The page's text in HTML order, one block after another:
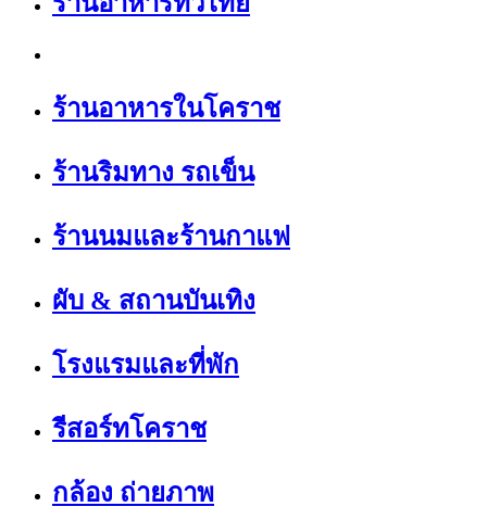
ร้านอาหารในโคราช
ร้านริมทาง รถเข็น
ร้านนมและร้านกาแฟ
ผับ & สถานบันเทิง
โรงแรมและที่พัก
รีสอร์ทโคราช
กล้อง ถ่ายภาพ